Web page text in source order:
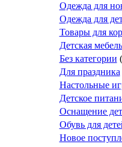
Одежда для
Одежда для
Товары для
Детская
Без категории
Для праздника
Настольные
Детское
Оснащение
Обувь для
Новое